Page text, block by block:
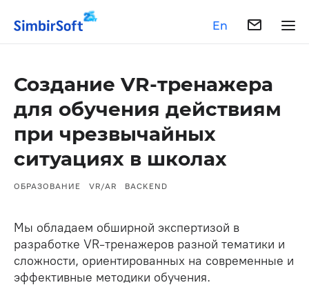
En
Создание VR-тренажера
для обучения действиям
при чрезвычайных
ситуациях в школах
ОБРАЗОВАНИЕ VR/AR BACKEND
Мы обладаем обширной экспертизой в
разработке VR-тренажеров разной тематики и
сложности, ориентированных на современные и
эффективные методики обучения.